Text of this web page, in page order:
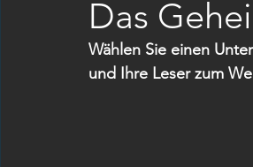
Das
Wählen Sie einen
und Ihre Leser zum